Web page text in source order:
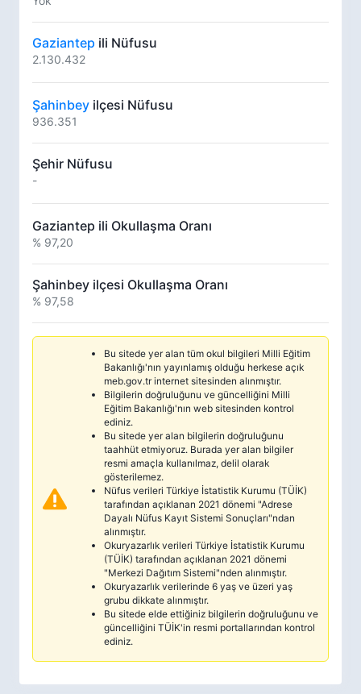
Gaziantep ili Nüfusu
2.130.432
Şahinbey ilçesi Nüfusu
936.351
Şehir Nüfusu
-
Gaziantep ili Okullaşma Oranı
% 97,20
Şahinbey ilçesi Okullaşma Oranı
% 97,58
Bu sitede yer alan tüm okul bilgileri Milli Eğitim
Bakanlığı'nın yayınlamış olduğu herkese açık
meb.gov.tr internet sitesinden alınmıştır.
Bilgilerin doğruluğunu ve güncelliğini Milli
Eğitim Bakanlığı'nın web sitesinden kontrol
ediniz.
Bu sitede yer alan bilgilerin doğruluğunu
taahhüt etmiyoruz. Burada yer alan bilgiler
resmi amaçla kullanılmaz, delil olarak
gösterilemez.
Nüfus verileri Türkiye İstatistik Kurumu (TÜİK)
tarafından açıklanan 2021 dönemi "Adrese
Dayalı Nüfus Kayıt Sistemi Sonuçları"ndan
alınmıştır.
Okuryazarlık verileri Türkiye İstatistik Kurumu
(TÜİK) tarafından açıklanan 2021 dönemi
"Merkezi Dağıtım Sistemi"nden alınmıştır.
Okuryazarlık verilerinde 6 yaş ve üzeri yaş
grubu dikkate alınmıştır.
Bu sitede elde ettiğiniz bilgilerin doğruluğunu ve
güncelliğini TÜİK'in resmi portallarından kontrol
ediniz.